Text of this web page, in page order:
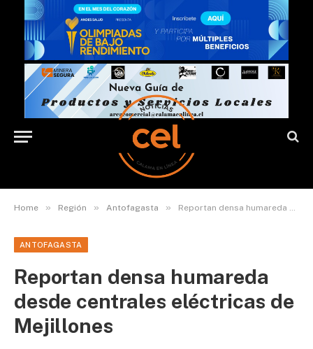
Home » Región » Antofagasta » Reportan densa humareda desde centrales eléctricas de Mejillones
ANTOFAGASTA
Reportan densa humareda
desde centrales eléctricas de
Mejillones